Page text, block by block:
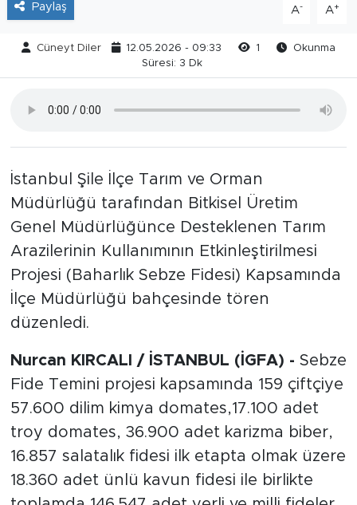
Paylaş A- A+
Cüneyt Diler 12.05.2026 - 09:33 1
Okunma
Süresi: 3 Dk
İstanbul Şile İlçe Tarım ve Orman
Müdürlüğü tarafından Bitkisel Üretim
Genel Müdürlüğünce Desteklenen Tarım
Arazilerinin Kullanımının Etkinleştirilmesi
Projesi (Baharlık Sebze Fidesi) Kapsamında
İlçe Müdürlüğü bahçesinde tören
düzenledi.
Nurcan KIRCALI / İSTANBUL (İGFA) - Sebze
Fide Temini projesi kapsamında 159 çiftçiye
57.600 dilim kimya domates,17.100 adet
troy domates, 36.900 adet karizma biber,
16.857 salatalık fidesi ilk etapta olmak üzere
18.360 adet ünlü kavun fidesi ile birlikte